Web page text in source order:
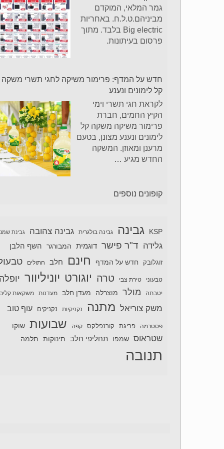
גמר המלאי, המוקדם
מביניהם.ט.ל.ח. באחריות
Big electric בלבד. מתוך
פרסום בעיתונות.
חדש על המדף: פרימור משיקה לחגי תשרי משקה
קל לימונים ונענע
לקראת חגי תשרי וימי
הקיץ החמים, חברת
פרימור משיקה משקה קל
לימונים ונענע מצונן, בטעם
מרענן ומאוזן. המשקה
החדש מגיע …
קופונים נוספים
KSP גבינה גבינה בולגרית גבינה צהובה גבינת
גלידה ד"ר פישר דוגמית המבורגר השף הלבן
זוגלובק חדש על המדף חינם חלב חתולים
טבעוני טירת צבי טרה יוגורט יוניליוור
יטבתה מולר מוצרלה מעדן חלב מעדנות משקאות
משק צוריאל מתנה נקניקיות נקניקים עוף טוב
פסטרמה פריגת קורנפלקס קפה שבועות שוקו
שטראוס שמפו תחליפי חלב תינוקות תלמה
תנובה